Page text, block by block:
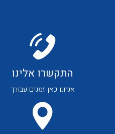
התקשרו אלינו
אנחנו כאן זמנים עבורך